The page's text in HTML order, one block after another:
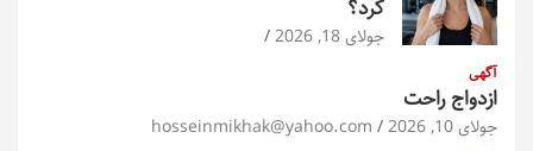
کرد؟
جولای 18, 2026
آگهی
ازدواج راحت
جولای 10, 2026 hosseinmikhak@yahoo.com